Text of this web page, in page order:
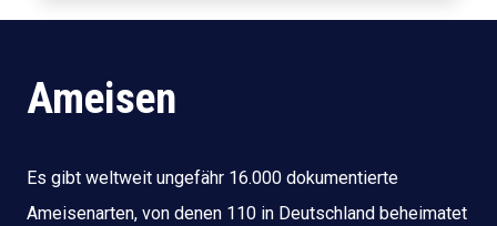
Ameisen
Es gibt weltweit ungefähr 16.000 dokumentierte
Ameisenarten, von denen 110 in Deutschland beheimatet